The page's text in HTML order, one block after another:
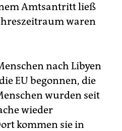
Amtsantritt ließ
waren
nach Libyen
EU begonnen, die
wurden seit
wieder
kommen sie in